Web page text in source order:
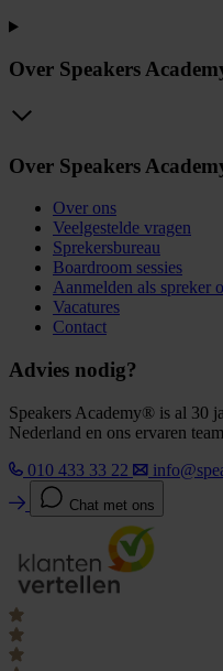
Over Speakers
Over Speakers
Over ons
Veelgestelde vragen
Sprekersbureau
Boardroom sessies
Aanmelden als spreker
Vacatures
Contact
Advies nodig?
Speakers Academy® is al 30
Nederland en ons ervaren
010 433 33 22
Chat met ons